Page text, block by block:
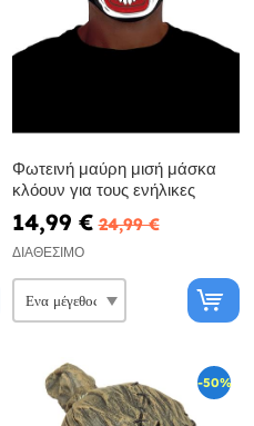
Φωτεινή μαύρη μισή μάσκα
κλόουν για τους ενήλικες
14,99 € 24,99 €
ΔΙΑΘΈΣΙΜΟ
-50%